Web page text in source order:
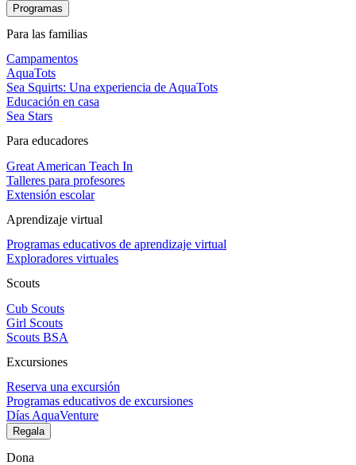
Programas
Para las familias
Campamentos
AquaTots
Sea Squirts: Una experiencia de AquaTots
Educación en casa
Sea Stars
Para educadores
Great American Teach In
Talleres para profesores
Extensión escolar
Aprendizaje virtual
Programas educativos de aprendizaje virtual
Exploradores virtuales
Scouts
Cub Scouts
Girl Scouts
Scouts BSA
Excursiones
Reserva una excursión
Programas educativos de excursiones
Días AquaVenture
Regala
Dona